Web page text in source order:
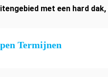
met een hard dak,
Termijnen